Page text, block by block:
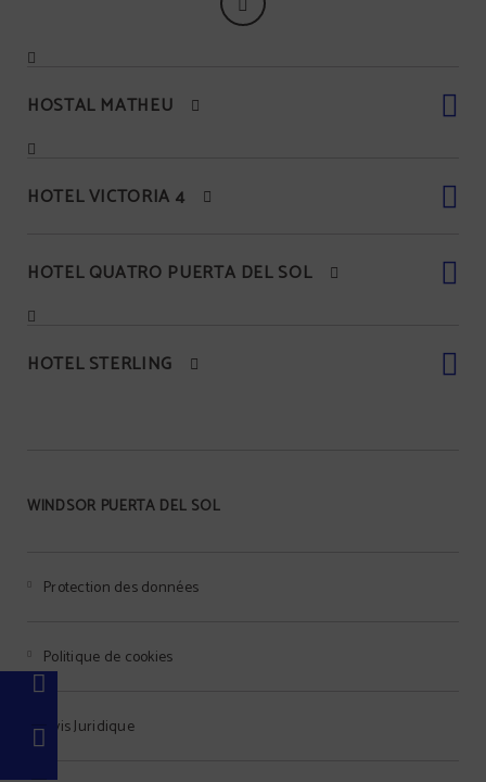
HOSTAL MATHEU
HOTEL VICTORIA 4
HOTEL QUATRO PUERTA DEL SOL
HOTEL STERLING
WINDSOR PUERTA DEL SOL
Protection des données
Politique de cookies
Avis Juridique